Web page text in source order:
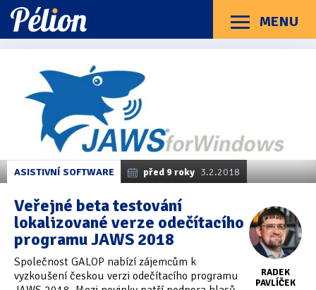
Přejít
na
štítky
Přejít
na
kategorie
Přejít
na
obsah
MENU
Menu
Kategorie článků
Dotazníky
Hardware
(163)
Braillské řádky(31)
Lupy (8)
Mobilní zařízení(85)
Počítače a notebooky (66)
Zápisníky(7)
Články
kategorie
Freedom
Scientific
ASISTIVNÍ SOFTWARE před 9 roky 3.2.2018
RADEK
PAVLÍČEK
Veřejné beta testování
lokalizované verze odečítacího
programu JAWS 2018
Společnost GALOP nabízí zájemcům k
vyzkoušení českou verzi odečítacího programu